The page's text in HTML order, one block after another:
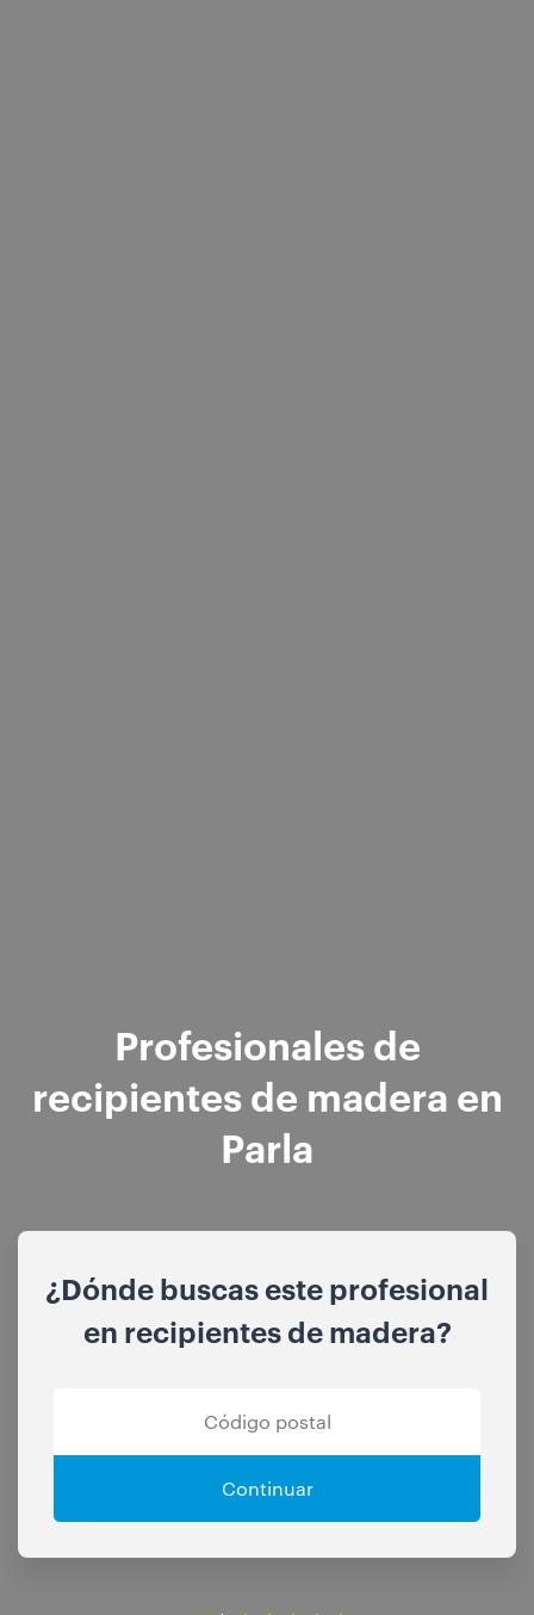
Profesionales de
recipientes de madera en
Parla
¿Dónde buscas este profesional
en recipientes de madera?
Continuar